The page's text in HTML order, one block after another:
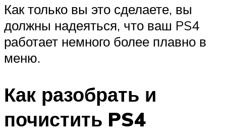
Как только вы это сделаете, вы
должны надеяться, что ваш PS4
работает немного более плавно в
меню.
Как разобрать и
почистить PS4